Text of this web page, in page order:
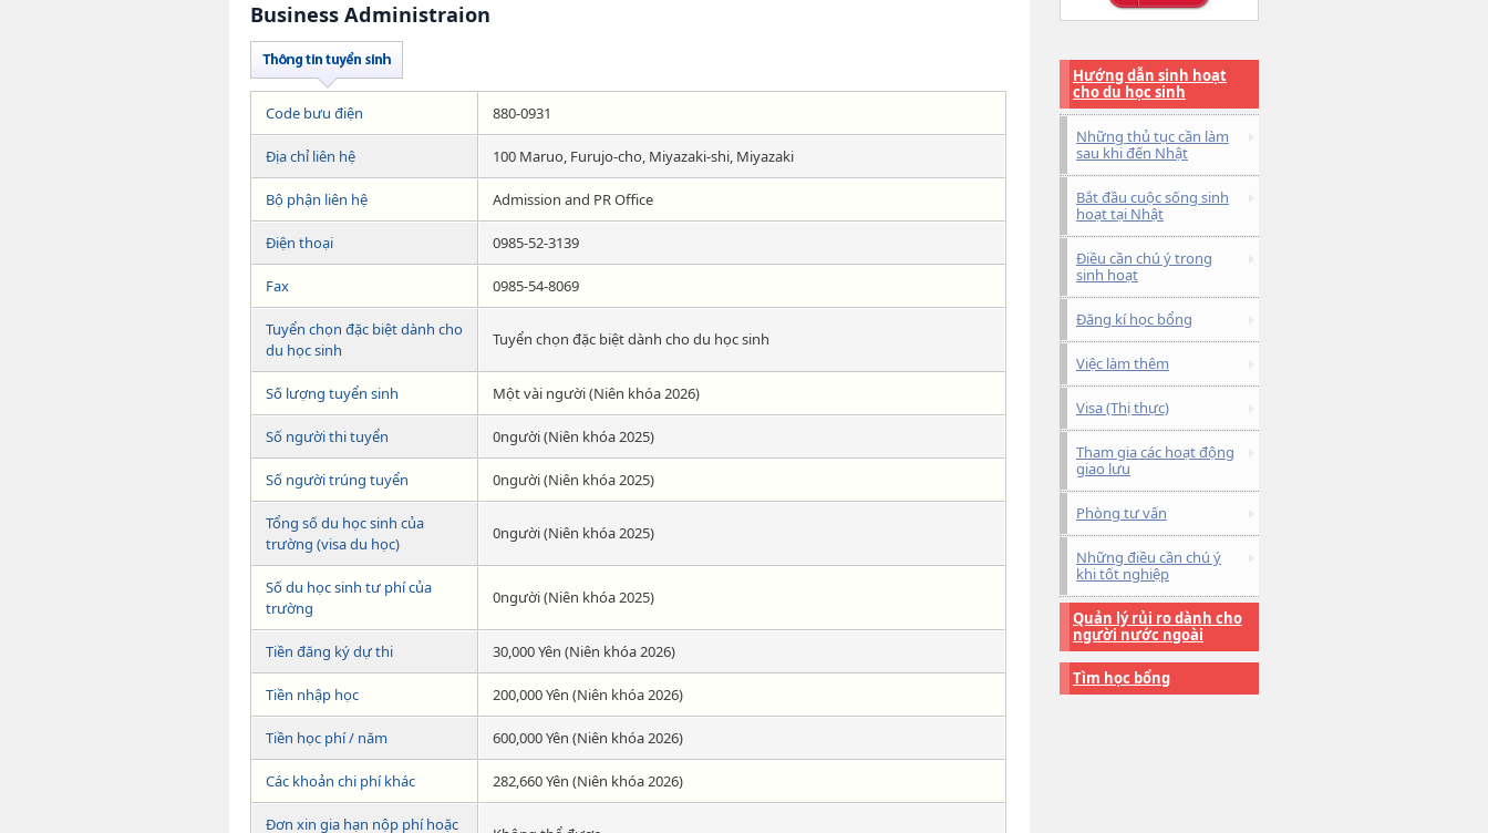
Business Administraion
Code bưu điện 880-0931
Địa chỉ liên hệ 100 Maruo, Furujo-cho, Miyazaki-shi, Miyazaki
Bộ phận liên hệ Admission and PR Office
Điện thoại 0985-52-3139
Fax 0985-54-8069
Tuyển chọn đặc biệt dành cho
du học sinh
Tuyển chọn đặc biệt dành cho du học sinh
Số lượng tuyển sinh Một vài người (Niên khóa 2026)
Số người thi tuyển 0người (Niên khóa 2025)
Số người trúng tuyển 0người (Niên khóa 2025)
Tổng số du học sinh của
trường (visa du học)
0người (Niên khóa 2025)
Số du học sinh tư phí của
trường
0người (Niên khóa 2025)
Tiền đăng ký dự thi 30,000 Yên (Niên khóa 2026)
Tiền nhập học 200,000 Yên (Niên khóa 2026)
Tiền học phí / năm 600,000 Yên (Niên khóa 2026)
Các khoản chi phí khác 282,660 Yên (Niên khóa 2026)
Đơn xin gia hạn nộp phí hoặc
Hướng dẫn sinh hoạt
cho du học sinh
Những thủ tục cần làm
sau khi đến Nhật
Bắt đầu cuộc sống sinh
hoạt tại Nhật
Điều cần chú ý trong
sinh hoạt
Đăng kí học bổng
Việc làm thêm
Visa (Thị thực)
Tham gia các hoạt động
giao lưu
Phòng tư vấn
Những điều cần chú ý
khi tốt nghiệp
Quản lý rủi ro dành cho
người nước ngoài
Tìm học bổng